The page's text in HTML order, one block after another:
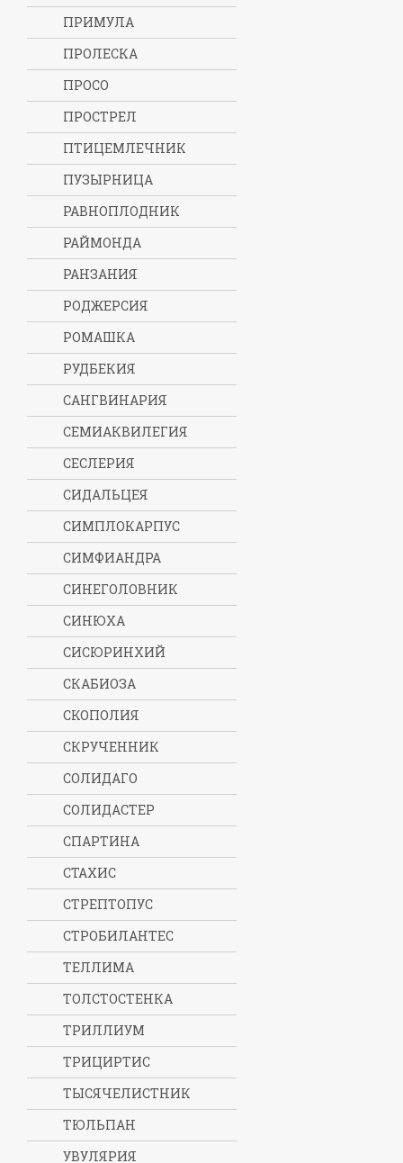
ПРИМУЛА
ПРОЛЕСКА
ПРОСО
ПРОСТРЕЛ
ПТИЦЕМЛЕЧНИК
ПУЗЫРНИЦА
РАВНОПЛОДНИК
РАЙМОНДА
РАНЗАНИЯ
РОДЖЕРСИЯ
РОМАШКА
РУДБЕКИЯ
САНГВИНАРИЯ
СЕМИАКВИЛЕГИЯ
СЕСЛЕРИЯ
СИДАЛЬЦЕЯ
СИМПЛОКАРПУС
СИМФИАНДРА
СИНЕГОЛОВНИК
СИНЮХА
СИСЮРИНХИЙ
СКАБИОЗА
СКОПОЛИЯ
СКРУЧЕННИК
СОЛИДАГО
СОЛИДАСТЕР
СПАРТИНА
СТАХИС
СТРЕПТОПУС
СТРОБИЛАНТЕС
ТЕЛЛИМА
ТОЛСТОСТЕНКА
ТРИЛЛИУМ
ТРИЦИРТИС
ТЫСЯЧЕЛИСТНИК
ТЮЛЬПАН
УВУЛЯРИЯ